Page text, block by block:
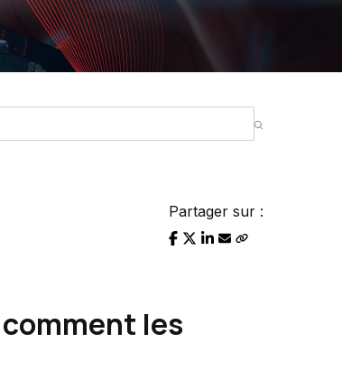
Partager sur :
les